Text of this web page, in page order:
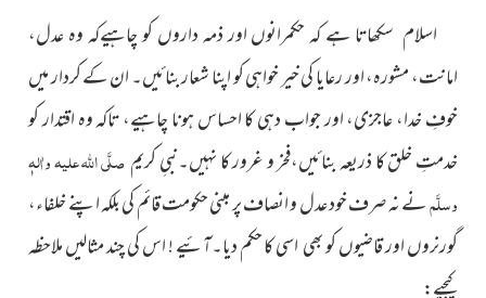
اسلام سکھاتا ہے کہ حکمرانوں اور ذمہ داروں کو چاہیےکہ وہ عدل،
امانت، مشورہ، اور رعایا کی خیر خواہی کو اپنا شعار بنائیں۔ ان کے کردار میں
خوفِ خدا، عاجزی، اور جواب دہی کا احساس ہونا چاہیے، تاکہ وہ اقتدار کو
خدمتِ خلق کا ذریعہ بنائیں،فخر و غرور کا نہیں۔نبیِ کریمصلَّی اللہ علیہ واٰلہٖ
وسلَّمنے نہ صرف خود عدل و انصاف پر مبنی حکومت قائم کی بلکہ اپنے خلفاء،
گورنروں اور قاضیوں کو بھی اسی کا حکم دیا۔آئیے ! اس کی چند مثالیں ملاحظہ